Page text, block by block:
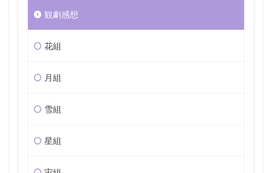
観劇感想
花組
月組
雪組
星組